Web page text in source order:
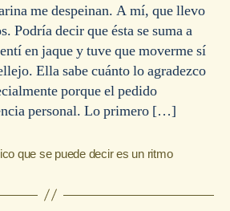
me despeinan. A mí, que llevo
Podría decir que ésta se suma a
en jaque y tuve que moverme sí
Ella sabe cuánto lo agradezco
porque el pedido
personal. Lo primero […]
que se puede decir es un ritmo